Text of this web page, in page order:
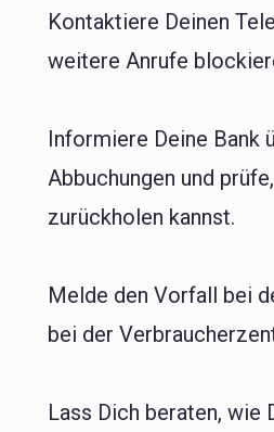
Kontaktiere Deinen
weitere Anrufe
Informiere Deine Bank
Abbuchungen und
zurückholen kannst.
Melde den Vorfall bei
bei der
Lass Dich beraten, wie